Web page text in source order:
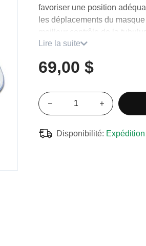
favoriser une position
les déplacements du
meilleur contrôle de la
échangeable. Aucune
Moins de fuites
Grâce aux découpes sur
lorsque vous dormez sur
Lire la suite
69,00 $
Disponibilité: